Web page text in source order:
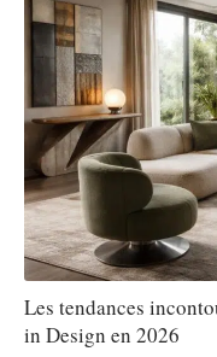
Les tendances
in Design en 2026